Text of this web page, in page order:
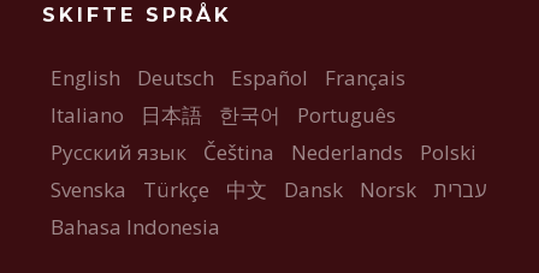
SKIFTE SPRÅK
English Deutsch Español
Français
Italiano
日本語 한국어
Português
Русский язык
Čeština Nederlands
Polski
Svenska
Türkçe 中文 Dansk Norsk
עברית
Bahasa Indonesia